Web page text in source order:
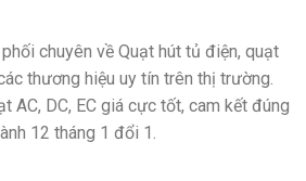
phối chuyên về Quạt hút tủ điện, quạt
thương hiệu uy tín trên thị trường.
AC, DC, EC giá cực tốt, cam kết đúng
12 tháng 1 đổi 1.